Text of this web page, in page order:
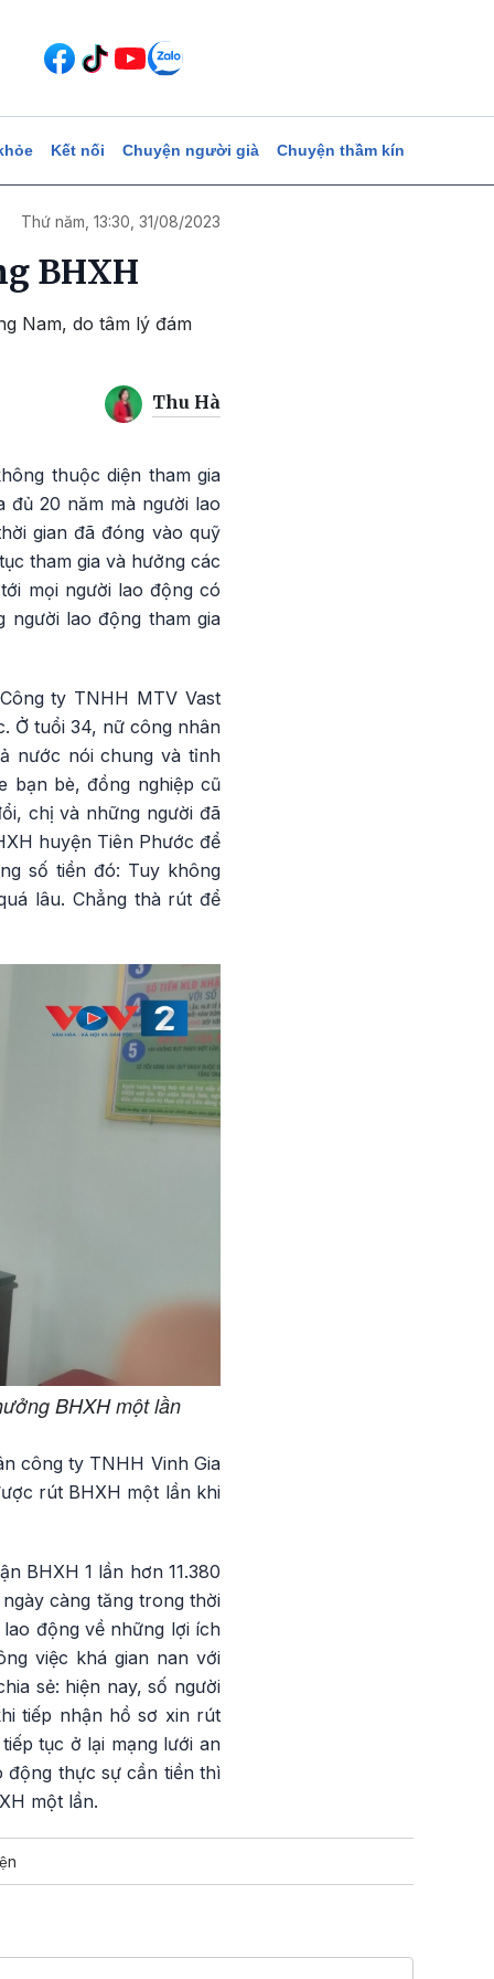
Kết nối Chuyện người già Chuyện thầm kín
Thứ năm, 13:30, 31/08/2023
BHXH
Nam, do tâm lý đám
Thu Hà
thuộc diện tham gia
đủ 20 năm mà người lao
gian đã đóng vào quỹ
tham gia và hưởng các
mọi người lao động có
người lao động tham gia
ty TNHH MTV Vast
Ở tuổi 34, nữ công nhân
nước nói chung và tỉnh
bạn bè, đồng nghiệp cũ
chị và những người đã
huyện Tiên Phước để
số tiền đó: Tuy không
lâu. Chẳng thà rút để
BHXH một lần
công ty TNHH Vinh Gia
rút BHXH một lần khi
BHXH 1 lần hơn 11.380
càng tăng trong thời
động về những lợi ích
việc khá gian nan với
sẻ: hiện nay, số người
tiếp nhận hồ sơ xin rút
tục ở lại mạng lưới an
động thực sự cần tiền thì
một lần.